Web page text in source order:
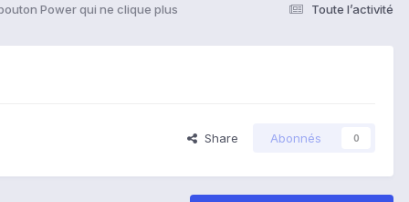
Toute l’activité
Power qui ne clique plus
Share Abonnés 0